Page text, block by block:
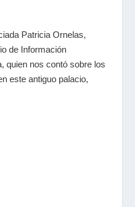
Patricia Ornelas,
de Información
quien nos contó sobre los
este antiguo palacio,